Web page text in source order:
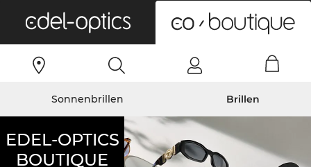
Sonnenbrillen Brillen
EDEL-OPTICS
BOUTIQUE